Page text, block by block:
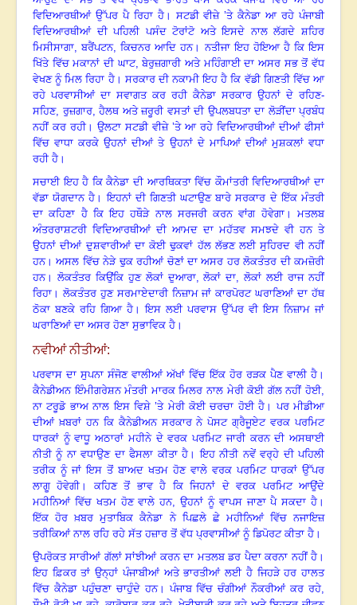
ਵਿਦਿਆਰਥੀਆਂ ਉੱਪਰ ਪੈ ਰਿਹਾ ਹੈ। ਸਟਡੀ ਵੀਜ਼ੇ ’ਤੇ ਕੈਨੇਡਾ ਆ ਰਹੇ ਪੰਜਾਬੀ
ਵਿਦਿਆਰਥੀਆਂ ਦੀ ਪਹਿਲੀ ਪਸੰਦ ਟੋਰਾਂਟੋ ਅਤੇ ਇਸਦੇ ਨਾਲ ਲੱਗਦੇ ਸ਼ਹਿਰ
ਮਿਸੀਸਾਗਾ, ਬਰੈਂਪਟਨ, ਕਿਚਨਰ ਆਦਿ ਹਨ। ਨਤੀਜਾ ਇਹ ਹੋਇਆ ਹੈ ਕਿ ਇਸ
ਖਿੱਤੇ ਵਿੱਚ ਮਕਾਨਾਂ ਦੀ ਘਾਟ, ਬੇਰੁਜ਼ਗਾਰੀ ਅਤੇ ਮਹਿੰਗਾਈ ਦਾ ਅਸਰ ਸਭ ਤੋਂ ਵੱਧ
ਵੇਖਣ ਨੂੰ ਮਿਲ ਰਿਹਾ ਹੈ। ਸਰਕਾਰ ਦੀ ਨਕਾਮੀ ਇਹ ਹੈ ਕਿ ਵੱਡੀ ਗਿਣਤੀ ਵਿੱਚ ਆ
ਰਹੇ ਪਰਵਾਸੀਆਂ ਦਾ ਸਵਾਗਤ ਕਰ ਰਹੀ ਕੈਨੇਡਾ ਸਰਕਾਰ ਉਹਨਾਂ ਦੇ ਰਹਿਣ-
ਸਹਿਣ, ਰੁਜ਼ਗਾਰ, ਹੈਲਥ ਅਤੇ ਜ਼ਰੂਰੀ ਵਸਤਾਂ ਦੀ ਉਪਲਬਧਤਾ ਦਾ ਲੋੜੀਂਦਾ ਪ੍ਰਬੰਧ
ਨਹੀਂ ਕਰ ਰਹੀ। ਉਲਟਾ ਸਟਡੀ ਵੀਜ਼ੇ ’ਤੇ ਆ ਰਹੇ ਵਿਦਿਆਰਥੀਆਂ ਦੀਆਂ ਫੀਸਾਂ
ਵਿੱਚ ਵਾਧਾ ਕਰਕੇ ਉਹਨਾਂ ਦੀਆਂ ਤੇ ਉਹਨਾਂ ਦੇ ਮਾਪਿਆਂ ਦੀਆਂ ਮੁਸ਼ਕਲਾਂ ਵਧਾ
ਰਹੀ ਹੈ ।
ਸਚਾਈ ਇਹ ਹੈ ਕਿ ਕੈਨੇਡਾ ਦੀ ਆਰਥਿਕਤਾ ਵਿੱਚ ਕੌਮਾਂਤਰੀ ਵਿਦਿਆਰਥੀਆਂ ਦਾ
ਵੱਡਾ ਯੋਗਦਾਨ ਹੈ ।ਇਹਨਾਂ ਦੀ ਗਿਣਤੀ ਘਟਾਉਣ ਬਾਰੇ ਸਰਕਾਰ ਦੇ ਇੱਕ ਮੰਤਰੀ
ਦਾ ਕਹਿਣਾ ਹੈ ਕਿ ਇਹ ਹਥੌੜੇ ਨਾਲ ਸਰਜਰੀ ਕਰਨ ਵਾਂਗ ਹੋਵੇਗਾ।ਮਤਲਬ
ਅੰਤਰਰਾਸ਼ਟਰੀ ਵਿਦਿਆਰਥੀਆਂ ਦੀ ਆਮਦ ਦਾ ਮਹੱਤਵ ਸਮਝਦੇ ਵੀ ਹਨ ਤੇ
ਉਹਨਾਂ ਦੀਆਂ ਦੁਸ਼ਵਾਰੀਆਂ ਦਾ ਕੋਈ ਢੁਕਵਾਂ ਹੱਲ ਲੱਭਣ ਲਈ ਸੁਹਿਰਦ ਵੀ ਨਹੀਂ
ਹਨ।ਅਸਲ ਵਿੱਚ ਨੇੜੇ ਢੁਕ ਰਹੀਆਂ ਚੋਣਾਂ ਦਾ ਅਸਰ ਹਰ ਲੋਕਤੰਤਰ ਦੀ ਕਮਜ਼ੋਰੀ
ਹਨ। ਲੋਕਤੰਤਰ ਕਿਉਂਕਿ ਹੁਣ ਲੋਕਾਂ ਦੁਆਰਾ, ਲੋਕਾਂ ਦਾ, ਲੋਕਾਂ ਲਈ ਰਾਜ ਨਹੀਂ
ਰਿਹਾ । ਲੋਕਤੰਤਰ ਹੁਣ ਸਰਮਾਏਦਾਰੀ ਨਿਜ਼ਾਮ ਜਾਂ ਕਾਰਪੋਰਟ ਘਰਾਣਿਆਂ ਦਾ ਹੱਥ
ਠੋਕਾ ਬਣਕੇ ਰਹਿ ਗਿਆ ਹੈ ।ਇਸ ਲਈ ਪਰਵਾਸ ਉੱਪਰ ਵੀ ਇਸ ਨਿਜ਼ਾਮ ਜਾਂ
ਘਰਾਣਿਆਂ ਦਾ ਅਸਰ ਹੋਣਾ ਸੁਭਾਵਿਕ ਹੈ ।
ਨਵੀਆਂ ਨੀਤੀਆਂ:
ਪਰਵਾਸ ਦਾ ਸੁਪਨਾ ਸੰਜੋਣ ਵਾਲੀਆਂ ਅੱਖਾਂ ਵਿੱਚ ਇੱਕ ਹੋਰ ਰੜਕ ਪੈਣ ਵਾਲੀ ਹੈ ।
ਕੈਨੇਡੀਅਨ ਇੰਮੀਗਰੇਸ਼ਨ ਮੰਤਰੀ ਮਾਰਕ ਮਿਲਰ ਨਾਲ ਮੇਰੀ ਕੋਈ ਗੱਲ ਨਹੀਂ ਹੋਈ,
ਨਾ ਟਰੂਡੋ ਭਾਅ ਨਾਲ ਇਸ ਵਿਸ਼ੇ ’ਤੇ ਮੇਰੀ ਕੋਈ ਚਰਚਾ ਹੋਈ ਹੈ । ਪਰ ਮੀਡੀਆ
ਦੀਆਂ ਖ਼ਬਰਾਂ ਹਨ ਕਿ ਕੈਨੇਡੀਅਨ ਸਰਕਾਰ ਨੇ ਪੋਸਟ ਗ੍ਰੈਜੂਏਟ ਵਰਕ ਪਰਮਿਟ
ਧਾਰਕਾਂ ਨੂੰ ਵਾਧੂ ਅਠਾਰਾਂ ਮਹੀਨੇ ਦੇ ਵਰਕ ਪਰਮਿਟ ਜਾਰੀ ਕਰਨ ਦੀ ਅਸਥਾਈ
ਨੀਤੀ ਨੂੰ ਨਾ ਵਧਾਉਣ ਦਾ ਫੈਸਲਾ ਕੀਤਾ ਹੈ ।ਇਹ ਨੀਤੀ ਨਵੇਂ ਵਰ੍ਹੇ ਦੀ ਪਹਿਲੀ
ਤਰੀਕ ਨੂੰ ਜਾਂ ਇਸ ਤੋਂ ਬਾਅਦ ਖਤਮ ਹੋਣ ਵਾਲੇ ਵਰਕ ਪਰਮਿਟ ਧਾਰਕਾਂ ਉੱਪਰ
ਲਾਗੂ ਹੋਵੇਗੀ। ਕਹਿਣ ਤੋਂ ਭਾਵ ਹੈ ਕਿ ਜਿਹਨਾਂ ਦੇ ਵਰਕ ਪਰਮਿਟ ਆਉਂਦੇ
ਮਹੀਨਿਆਂ ਵਿੱਚ ਖਤਮ ਹੋਣ ਵਾਲੇ ਹਨ, ਉਹਨਾਂ ਨੂੰ ਵਾਪਸ ਜਾਣਾ ਪੈ ਸਕਦਾ ਹੈ ।
ਇੱਕ ਹੋਰ ਖ਼ਬਰ ਮੁਤਾਬਿਕ ਕੈਨੇਡਾ ਨੇ ਪਿਛਲੇ ਛੇ ਮਹੀਨਿਆਂ ਵਿੱਚ ਨਜਾਇਜ਼
ਤਰੀਕਿਆਂ ਨਾਲ ਰਹਿ ਰਹੇ ਸੱਤ ਹਜ਼ਾਰ ਤੋਂ ਵੱਧ ਪ੍ਰਵਾਸੀਆਂ ਨੂੰ ਡਿਪੋਰਟ ਕੀਤਾ ਹੈ ।
ਉਪਰੋਕਤ ਸਾਰੀਆਂ ਗੱਲਾਂ ਸਾਂਝੀਆਂ ਕਰਨ ਦਾ ਮਤਲਬ ਡਰ ਪੈਦਾ ਕਰਨਾ ਨਹੀਂ ਹੈ ।
ਇਹ ਫ਼ਿਕਰ ਤਾਂ ਉਨ੍ਹਾਂ ਪੰਜਾਬੀਆਂ ਅਤੇ ਭਾਰਤੀਆਂ ਲਈ ਹੈ ਜਿਹੜੇ ਹਰ ਹਾਲਤ
ਵਿੱਚ ਕੈਨੇਡਾ ਪਹੁੰਚਣਾ ਚਾਹੁੰਦੇ ਹਨ। ਪੰਜਾਬ ਵਿੱਚ ਚੰਗੀਆਂ ਨੌਕਰੀਆਂ ਕਰ ਰਹੇ,